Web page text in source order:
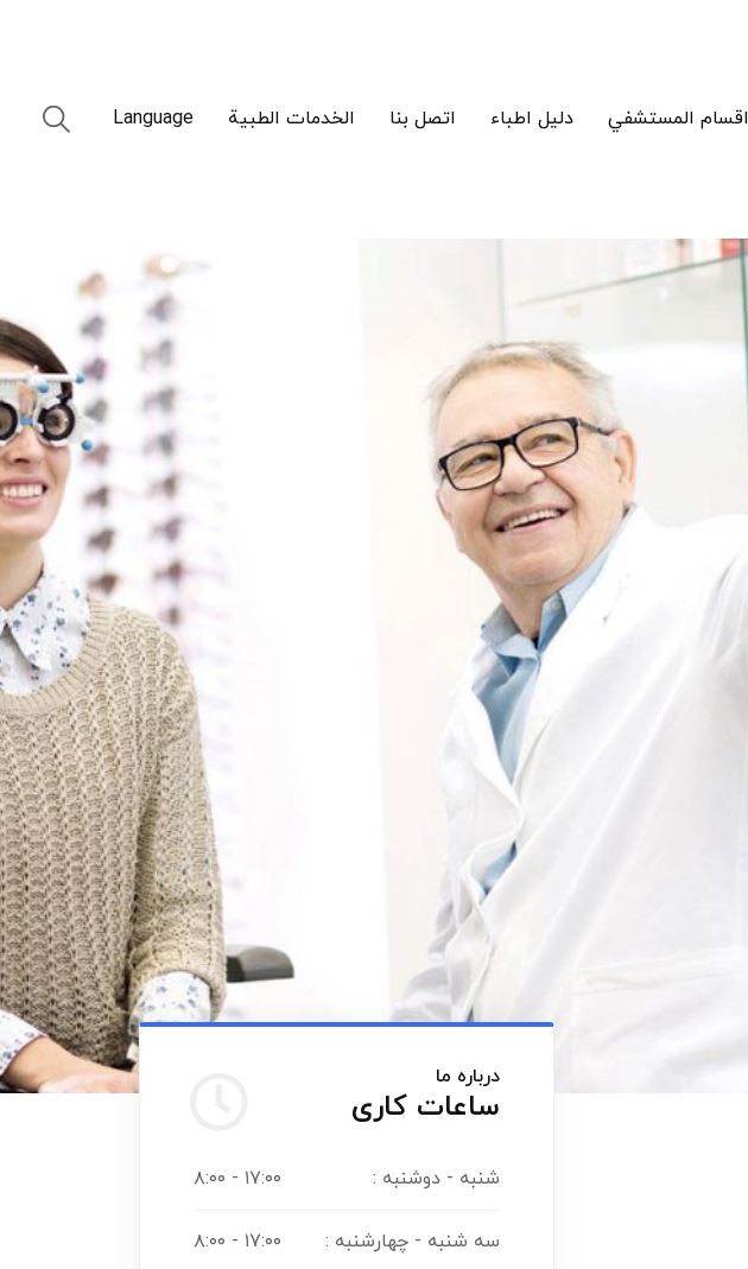
اقسام المستشفي دليل اطباء اتصل بنا الخدمات الطبیة Language
درباره ما
ساعات کاری
شنبه - دوشنبه : ۱۷:۰۰ - ۸:۰۰
سه شنبه - چهارشنبه : ۱۷:۰۰ - ۸:۰۰